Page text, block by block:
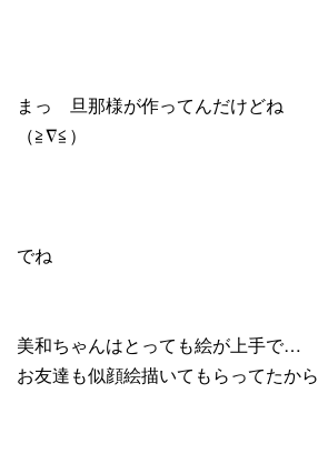
まっ 旦那様が作ってんだけどね
（≧∇≦）
でね
美和ちゃんはとっても絵が上手で…
お友達も似顔絵描いてもらってたから